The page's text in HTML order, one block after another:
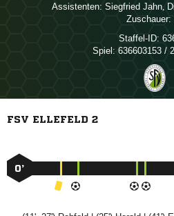
Assistenten:  ,
Zuschauer:
Staffel-ID:
Spiel: 636603153 /
FSV ELLEFELD 2
0’